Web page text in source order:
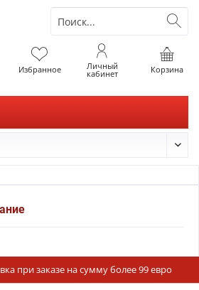
Корзина
Избранное Личный
кабинет
при заказе на сумму более 99 евро